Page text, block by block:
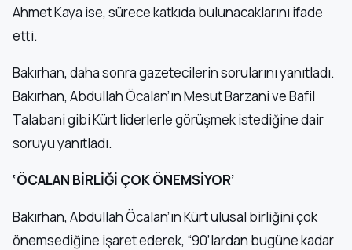
Ahmet Kaya ise, sürece katkıda bulunacaklarını ifade
etti.
Bakırhan, daha sonra gazetecilerin sorularını yanıtladı.
Bakırhan, Abdullah Öcalan’ın Mesut Barzani ve Bafil
Talabani gibi Kürt liderlerle görüşmek istediğine dair
soruyu yanıtladı.
‘ÖCALAN BİRLİĞİ ÇOK ÖNEMSİYOR’
Bakırhan, Abdullah Öcalan’ın Kürt ulusal birliğini çok
önemsediğine işaret ederek, “90’lardan bugüne kadar